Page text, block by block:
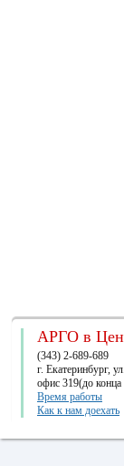
АРГО в
(343) 2-689-689
г. Екатеринбург,
офис 319(до
Время работы
Как к нам доехать